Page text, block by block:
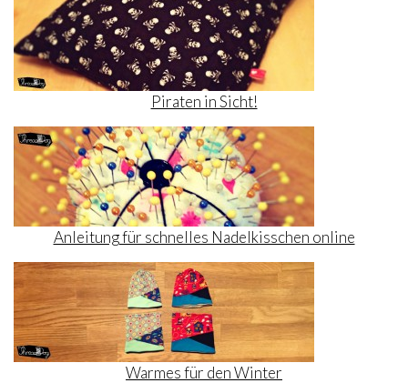
Piraten in Sicht!
Anleitung für schnelles Nadelkisschen online
Warmes für den Winter